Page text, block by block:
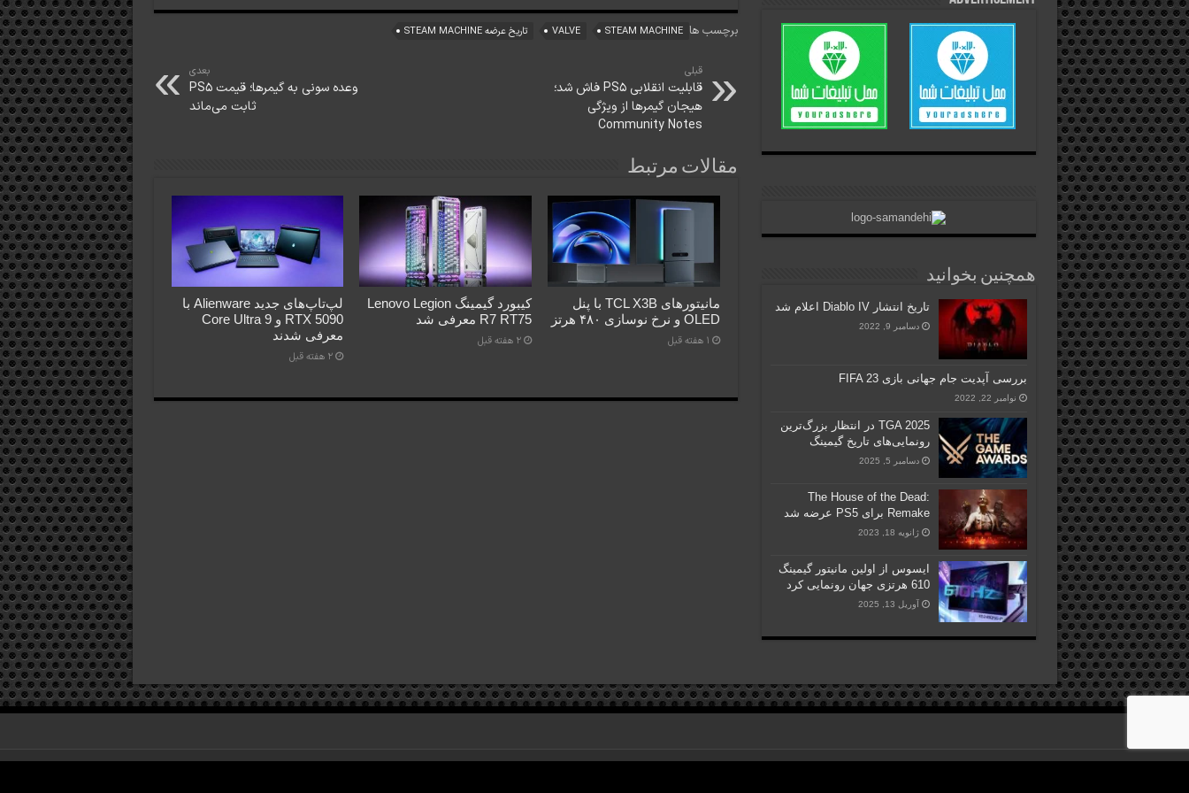
برچسب ها STEAM MACHINE
VALVE تاریخ عرضه STEAM MACHINE
قبلی
قابلیت انقلابی PS5 فاش شد؛
هیجان گیمرها از ویژگی
Community Notes
بعدی
وعده سونی به گیمرها؛ قیمت PS5
ثابت می‌ماند
مقالات مرتبط
مانیتورهای TCL X3B با پنل
OLED و نرخ نوسازی ۴۸۰ هرتز
1 هفته قبل
کیبورد گیمینگ Lenovo Legion
R7 RT75 معرفی شد
2 هفته قبل
لپ‌تاپ‌های جدید Alienware با
RTX 5090 و Core Ultra 9
معرفی شدند
2 هفته قبل
همچنین بخوانید
تاریخ انتشار Diablo IV اعلام شد
دسامبر 9, 2022
بررسی آپدیت جام جهانی بازی FIFA 23
نوامبر 22, 2022
TGA 2025 در انتظار بزرگ‌ترین
رونمایی‌های تاریخ گیمینگ
دسامبر 5, 2025
The House of the Dead:
Remake برای PS5 عرضه شد
ژانویه 18, 2023
ایسوس از اولین مانیتور گیمینگ
610 هرتزی جهان رونمایی کرد
آوریل 13, 2025